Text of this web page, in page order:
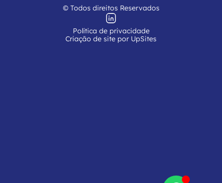
© Todos direitos Reservados
Política de privacidade
Criação de site por UpSites